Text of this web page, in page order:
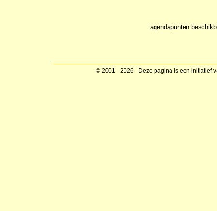
agendapunten
© 2001 - 2026 - Deze pagina is een initiatief